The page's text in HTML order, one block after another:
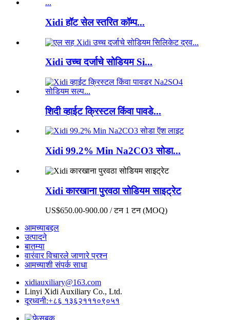
Xidi हॉट सेल स्तरित कॉम्प...
Xidi उच्च दर्जाचे सोडियम Si...
शिदी व्हाईट क्रिस्टल किंवा पावडे...
Xidi 99.2% Min Na2CO3 सोडा...
Xidi कारखाना पुरवठा सोडियम साइट्रेट
US$650.00-900.00 / टन 1 टन (MOQ)
आमच्याबद्दल
उत्पादने
बातम्या
वारंवार विचारले जाणारे प्रश्न
आमच्याशी संपर्क साधा
xidiauxiliary@163.com
Linyi Xidi Auxiliary Co., Ltd.
दूरध्वनी:+८६ १३६२१११०९०५१